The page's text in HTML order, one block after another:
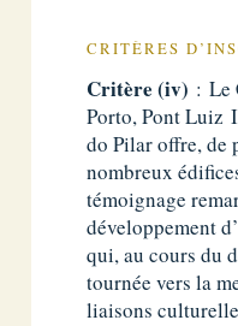
CRITÈRES
Critère (iv) : Le
Porto, Pont Luiz
do Pilar offre, de
nombreux
témoignage
développement
qui, au cours du
tournée vers la
liaisons